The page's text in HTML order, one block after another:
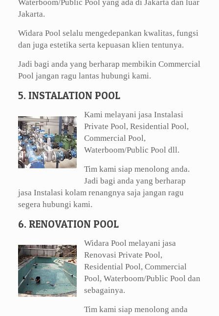
Waterboom/Public Pool yang ada di Jakarta dan luar
Jakarta.
Widara Pool selalu mengedepankan kwalitas, fungsi
dan juga estetika serta kepuasan klien tentunya.
Jadi bagi anda yang berharap membikin Commercial
Pool jangan ragu lantas hubungi kami.
5. INSTALATION POOL
Kami melayani jasa Instalasi
Private Pool, Residential Pool,
Commercial Pool,
Waterboom/Public Pool dll.
Tim kami siap menolong anda.
Jadi bagi anda yang berharap
jasa Instalasi kolam renangnya saja jangan ragu
segera hubungi kami.
6. RENOVATION POOL
Widara Pool melayani jasa
Renovasi Private Pool,
Residential Pool, Commercial
Pool, Waterboom/Public Pool dan
sebagainya.
Tim kami siap menolong anda